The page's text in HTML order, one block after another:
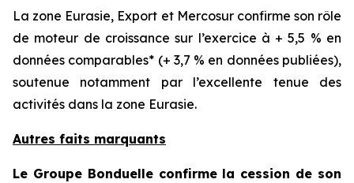
La zone Eurasie, Export et Mercosur confirme son rôle
de moteur de croissance sur l’exercice à + 5,5 % en
données comparables* (+ 3,7 % en données publiées),
soutenue notamment par l’excellente tenue des
activités dans la zone Eurasie.
Autres faits marquants
Le Groupe Bonduelle confirme la cession de son